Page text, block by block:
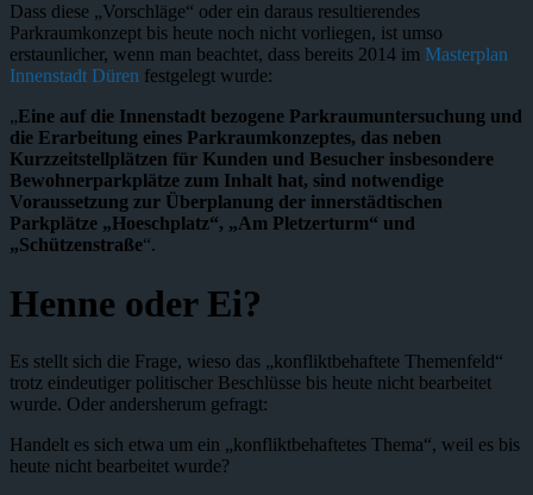
Dass diese „Vorschläge“ oder ein daraus resultierendes
Parkraumkonzept bis heute noch nicht vorliegen, ist umso
erstaunlicher, wenn man beachtet, dass bereits 2014 im Masterplan
Innenstadt Düren festgelegt wurde:
„Eine auf die Innenstadt bezogene Parkraumuntersuchung und
die Erarbeitung eines Parkraumkonzeptes, das neben
Kurzzeitstellplätzen für Kunden und Besucher insbesondere
Bewohnerparkplätze zum Inhalt hat, sind notwendige
Voraussetzung zur Überplanung der innerstädtischen
Parkplätze „Hoeschplatz“, „Am Pletzerturm“ und
„Schützenstraße“.
Henne oder Ei?
Es stellt sich die Frage, wieso das „konfliktbehaftete Themenfeld“
trotz eindeutiger politischer Beschlüsse bis heute nicht bearbeitet
wurde. Oder andersherum gefragt:
Handelt es sich etwa um ein „konfliktbehaftetes Thema“, weil es bis
heute nicht bearbeitet wurde?